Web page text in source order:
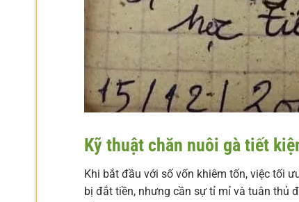
Kỹ thuật chăn nuôi gà tiết
Khi bắt đầu với số vốn khiêm tốn, việc tối
bị đắt tiền, nhưng cần sự tỉ mỉ và tuân thủ